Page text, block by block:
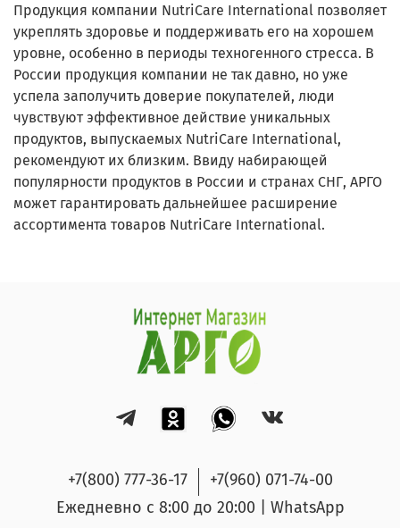
Продукция компании NutriCare International позволяет
укреплять здоровье и поддерживать его на хорошем
уровне, особенно в периоды техногенного стресса. В
России продукция компании не так давно, но уже
успела заполучить доверие покупателей, люди
чувствуют эффективное действие уникальных
продуктов, выпускаемых NutriCare International,
рекомендуют их близким. Ввиду набирающей
популярности продуктов в России и странах СНГ, АРГО
может гарантировать дальнейшее расширение
ассортимента товаров NutriCare International.
+7(800) 777-36-17
+7(960) 071-74-00
Ежедневно с 8:00 до 20:00 | WhatsApp